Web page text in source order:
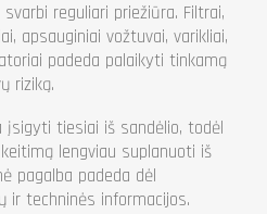
reguliari priežiūra. Filtrai,
apsauginiai vožtuvai, varikliai,
padeda palaikyti tinkamą
riziką.
įsigyti tiesiai iš sandėlio, todėl
lengviau suplanuoti iš
pagalba padeda dėl
ir techninės informacijos.